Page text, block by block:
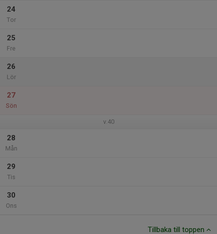
24
Tor
25
Fre
26
Lör
27
Sön
v.40
28
Mån
29
Tis
30
Ons
Tillbaka till toppen